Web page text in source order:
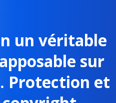
un véritable
sur
Protection et